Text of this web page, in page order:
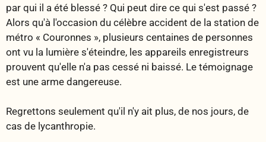
par qui il a été blessé ? Qui peut dire ce qui s'est passé ?
Alors qu'à l'occasion du célèbre accident de la station de
métro « Couronnes », plusieurs centaines de personnes
ont vu la lumière s'éteindre, les appareils enregistreurs
prouvent qu'elle n'a pas cessé ni baissé. Le témoignage
est une arme dangereuse.
Regrettons seulement qu'il n'y ait plus, de nos jours, de
cas de lycanthropie.